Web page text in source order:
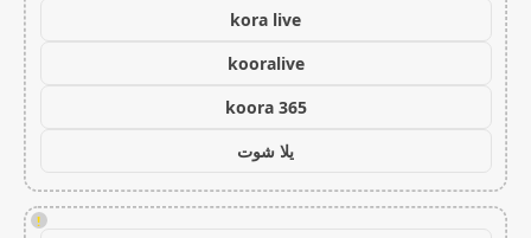
kora live
kooralive
koora 365
يلا شوت
!